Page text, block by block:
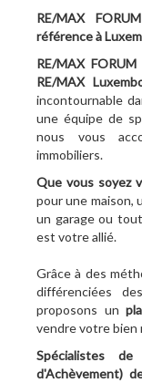
RE/MAX
référence à
RE/MAX FORUM
RE/MAX
incontournable
une équipe de
nous vous
immobiliers.
Que vous soyez
pour une maison,
un garage ou
est votre allié.
Grâce à des
différenciées
proposons un
vendre votre bien
Spécialistes
d'Achèvement)